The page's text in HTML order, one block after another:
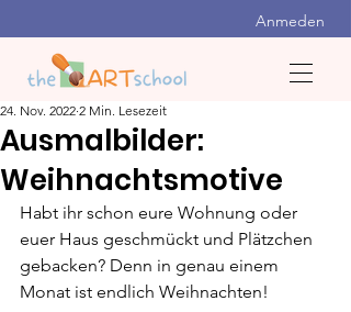
Anmeden
Ausmalbilder:
Weihnachtsmotive
24. Nov. 2022 2 Min. Lesezeit
Habt ihr schon eure Wohnung oder
euer Haus geschmückt und Plätzchen
gebacken? Denn in genau einem
Monat ist endlich Weihnachten!